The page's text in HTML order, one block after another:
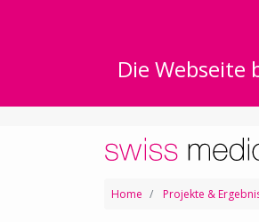
Die
Home Projekte &